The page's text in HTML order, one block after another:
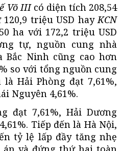
Võ IIIcó diện tích 208,54
triệu USD hayKCN
ha với 172,2 triệu USD
tự, nguồn cung nhà
Bắc Ninh cũng cao hơn
so với tổng nguồn cung
Hải Phòng đạt 7,61%,
Nguyên 4,61%.
đạt 7,61%, Hải Dương
Tiếp đến là Hà Nội,
tỷ lệ lấp đầy tăng nhẹ